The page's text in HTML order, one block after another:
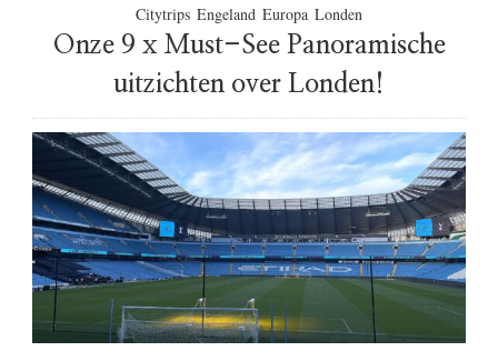
Citytrips Engeland Europa Londen
Onze 9 x Must-See Panoramische
uitzichten over Londen!